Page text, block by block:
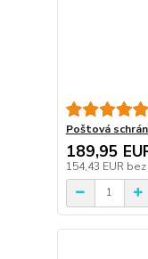
Poštová
189,95
154,43 EUR bez